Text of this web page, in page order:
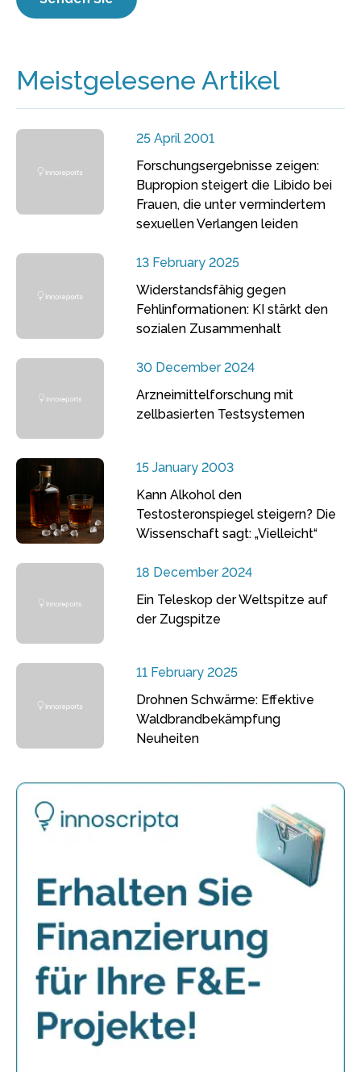
Meistgelesene Artikel
25 April 2001
Forschungsergebnisse zeigen:
Bupropion steigert die Libido bei
Frauen, die unter vermindertem
sexuellen Verlangen leiden
13 February 2025
Widerstandsfähig gegen
Fehlinformationen: KI stärkt den
sozialen Zusammenhalt
30 December 2024
Arzneimittelforschung mit
zellbasierten Testsystemen
15 January 2003
Kann Alkohol den
Testosteronspiegel steigern? Die
Wissenschaft sagt: „Vielleicht“
18 December 2024
Ein Teleskop der Weltspitze auf
der Zugspitze
11 February 2025
Drohnen Schwärme: Effektive
Waldbrandbekämpfung
Neuheiten